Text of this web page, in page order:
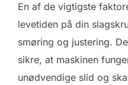
En af de vigtigste
levetiden på din
smøring og justering.
sikre, at maskinen
unødvendige slid og